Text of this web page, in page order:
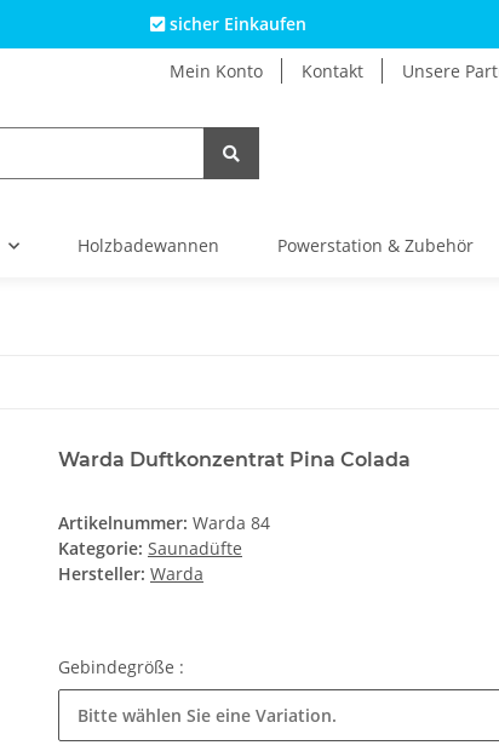
sicher Einkaufen
Mein Konto Kontakt Unsere
Holzbadewannen Powerstation & Zubehör
Warda Duftkonzentrat Pina Colada
Artikelnummer: Warda 84
Kategorie: Saunadüfte
Hersteller: Warda
Gebindegröße :
Bitte wählen Sie eine Variation.